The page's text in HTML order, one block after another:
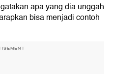
apa yang dia unggah
bisa menjadi contoh